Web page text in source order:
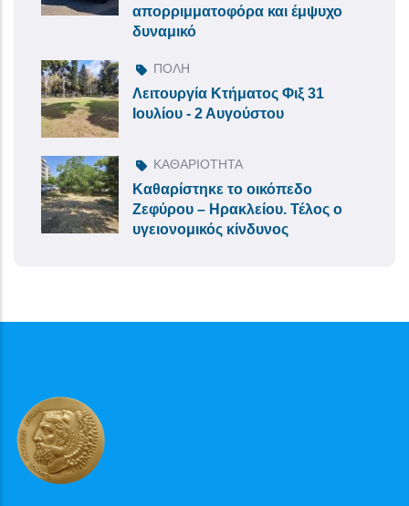
απορριμματοφόρα και έμψυχο
δυναμικό
ΠΟΛΗ
Λειτουργία Κτήματος Φιξ 31
Ιουλίου - 2 Αυγούστου
ΚΑΘΑΡΙΟΤΗΤΑ
Καθαρίστηκε το οικόπεδο
Ζεφύρου – Ηρακλείου. Τέλος ο
υγειονομικός κίνδυνος